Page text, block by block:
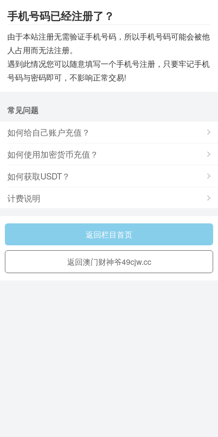
手机号码已经注册了？
由于本站注册无需验证手机号码，所以手机号码可能会被他
人占用而无法注册。
遇到此情况您可以随意填写一个手机号注册，只要牢记手机
号码与密码即可，不影响正常交易!
常见问题
如何给自己账户充值？
如何使用加密货币充值？
如何获取USDT？
计费说明
返回栏目首页
返回澳门财神爷49cjw.cc